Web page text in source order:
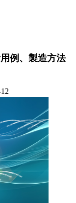
例、製造方法